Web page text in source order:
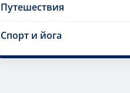
Путешествия
Спорт и йога